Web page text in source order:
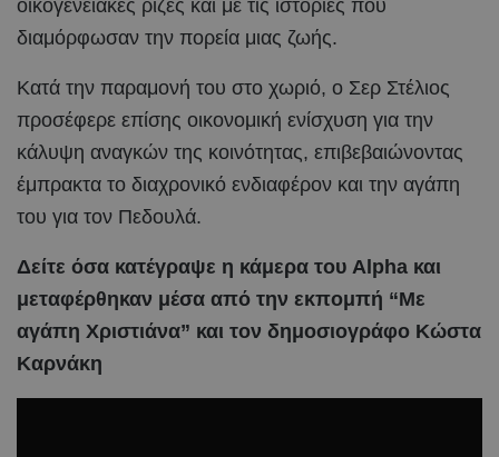
οικογενειακές ρίζες και με τις ιστορίες που
διαμόρφωσαν την πορεία μιας ζωής.
Κατά την παραμονή του στο χωριό, ο Σερ Στέλιος
προσέφερε επίσης οικονομική ενίσχυση για την
κάλυψη αναγκών της κοινότητας, επιβεβαιώνοντας
έμπρακτα το διαχρονικό ενδιαφέρον και την αγάπη
του για τον Πεδουλά.
Δείτε όσα κατέγραψε η κάμερα του Alpha και
μεταφέρθηκαν μέσα από την εκπομπή “Με
αγάπη Χριστιάνα” και τον δημοσιογράφο Κώστα
Καρνάκη